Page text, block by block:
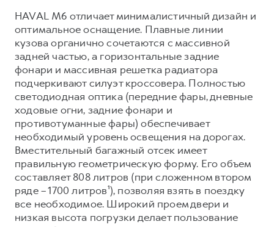
HAVAL M6 отличает минималистичный дизайн и
оптимальное оснащение. Плавные линии
кузова органично сочетаются с массивной
задней частью, а горизонтальные задние
фонари и массивная решетка радиатора
подчеркивают силуэт кроссовера. Полностью
светодиодная оптика (передние фары, дневные
ходовые огни, задние фонари и
противотуманные фары) обеспечивает
необходимый уровень освещения на дорогах.
Вместительный багажный отсек имеет
правильную геометрическую форму. Его объем
составляет 808 литров (при сложенном втором
ряде – 1700 литров¹), позволяя взять в поездку
все необходимое. Широкий проем двери и
низкая высота погрузки делает пользование